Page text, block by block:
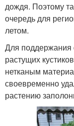
дождя. Поэтому
очередь для
летом.
Для поддержания
растущих
нетканым
своевременно
растению